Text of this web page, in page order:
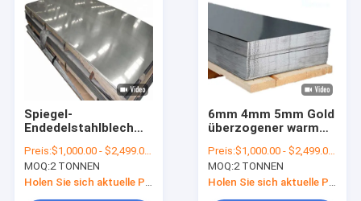
Spiegel-
Endedelstahlblech
SS 316 316l 4x8 4x8
4x4 4x1
Preis:$1,000.00 - $2,499.00/Tons
MOQ:2 TONNEN
6mm 4mm 5mm Gold
überzogener warm
Edelstahlblech-316l
Inox 304
Preis:$1,000.00 - $2,499.00/Tons
MOQ:2 TONNEN